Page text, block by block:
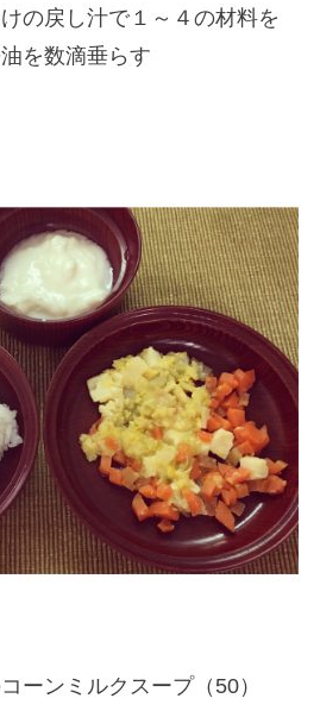
の戻し汁で１～４の材料を
を数滴垂らす
ーンミルクスープ（50）